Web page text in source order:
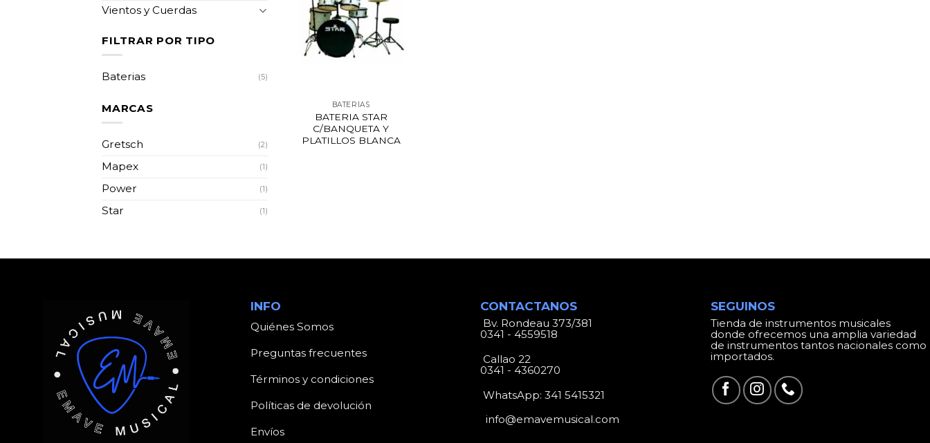
Vientos y Cuerdas
FILTRAR POR TIPO
Baterias (5)
MARCAS
Gretsch (2)
Mapex (1)
Power (1)
Star (1)
BATERÍAS
BATERIA STAR
C/BANQUETA Y
PLATILLOS BLANCA
INFO
Quiénes Somos
Preguntas frecuentes
Términos y condiciones
Políticas de devolución
Envíos
CONTACTANOS
Bv. Rondeau 373/381
0341 - 4559518
Callao 22
0341 - 4360270
WhatsApp:341 5415321
info@emavemusical.com
SEGUINOS
Tienda de instrumentos musicales
donde ofrecemos una amplia variedad
de instrumentos tantos nacionales como
importados.